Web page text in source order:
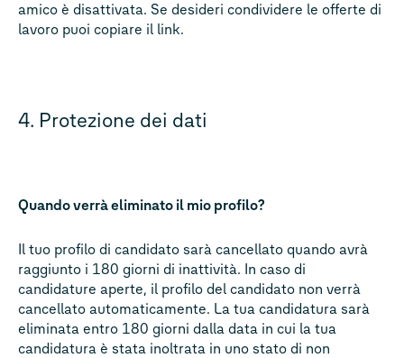
amico è disattivata. Se desideri condividere le offerte di
lavoro puoi copiare il link.
4. Protezione dei dati
Quando verrà eliminato il mio profilo?
Il tuo profilo di candidato sarà cancellato quando avrà
raggiunto i 180 giorni di inattività. In caso di
candidature aperte, il profilo del candidato non verrà
cancellato automaticamente. La tua candidatura sarà
eliminata entro 180 giorni dalla data in cui la tua
candidatura è stata inoltrata in uno stato di non